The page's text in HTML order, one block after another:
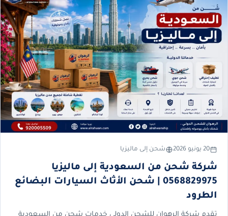
20 يونيو 2026 شحن إلى ماليزيا
شركة شحن من السعودية إلى ماليزيا
0568829975 | شحن الأثاث السيارات البضائع
الطرود